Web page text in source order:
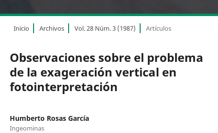
Inicio Archivos Vol. 28 Núm. 3 (1987) Artículos
Observaciones sobre el problema
de la exageración vertical en
fotointerpretación
Humberto Rosas García
Ingeominas